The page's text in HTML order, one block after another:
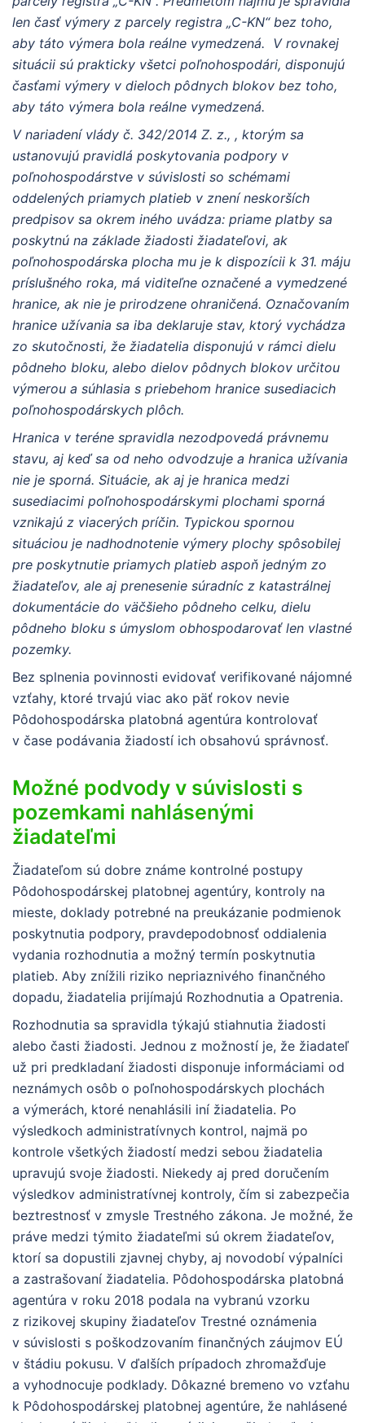
len časť výmery z parcely registra „C-KN“ bez toho,
aby táto výmera bola reálne vymedzená. V rovnakej
situácii sú prakticky všetci poľnohospodári, disponujú
časťami výmery v dieloch pôdnych blokov bez toho,
aby táto výmera bola reálne vymedzená.
V nariadení vlády č. 342/2014 Z. z., , ktorým sa
ustanovujú pravidlá poskytovania podpory v
poľnohospodárstve v súvislosti so schémami
oddelených priamych platieb v znení neskorších
predpisov sa okrem iného uvádza: priame platby sa
poskytnú na základe žiadosti žiadateľovi, ak
poľnohospodárska plocha mu je k dispozícii k 31. máju
príslušného roka, má viditeľne označené a vymedzené
hranice, ak nie je prirodzene ohraničená. Označovaním
hranice užívania sa iba deklaruje stav, ktorý vychádza
zo skutočnosti, že žiadatelia disponujú v rámci dielu
pôdneho bloku, alebo dielov pôdnych blokov určitou
výmerou a súhlasia s priebehom hranice susediacich
poľnohospodárskych plôch.
Hranica v teréne spravidla nezodpovedá právnemu
stavu, aj keď sa od neho odvodzuje a hranica užívania
nie je sporná. Situácie, ak aj je hranica medzi
susediacimi poľnohospodárskymi plochami sporná
vznikajú z viacerých príčin. Typickou spornou
situáciou je nadhodnotenie výmery plochy spôsobilej
pre poskytnutie priamych platieb aspoň jedným zo
žiadateľov, ale aj prenesenie súradníc z katastrálnej
dokumentácie do väčšieho pôdneho celku, dielu
pôdneho bloku s úmyslom obhospodarovať len vlastné
pozemky.
Bez splnenia povinnosti evidovať verifikované nájomné
vzťahy, ktoré trvajú viac ako päť rokov nevie
Pôdohospodárska platobná agentúra kontrolovať
v čase podávania žiadostí ich obsahovú správnosť.
Možné podvody v súvislosti s
pozemkami nahlásenými
žiadateľmi
Žiadateľom sú dobre známe kontrolné postupy
Pôdohospodárskej platobnej agentúry, kontroly na
mieste, doklady potrebné na preukázanie podmienok
poskytnutia podpory, pravdepodobnosť oddialenia
vydania rozhodnutia a možný termín poskytnutia
platieb. Aby znížili riziko nepriaznivého finančného
dopadu, žiadatelia prijímajú Rozhodnutia a Opatrenia.
Rozhodnutia sa spravidla týkajú stiahnutia žiadosti
alebo časti žiadosti. Jednou z možností je, že žiadateľ
už pri predkladaní žiadosti disponuje informáciami od
neznámych osôb o poľnohospodárskych plochách
a výmerách, ktoré nenahlásili iní žiadatelia. Po
výsledkoch administratívnych kontrol, najmä po
kontrole všetkých žiadostí medzi sebou žiadatelia
upravujú svoje žiadosti. Niekedy aj pred doručením
výsledkov administratívnej kontroly, čím si zabezpečia
beztrestnosť v zmysle Trestného zákona. Je možné, že
práve medzi týmito žiadateľmi sú okrem žiadateľov,
ktorí sa dopustili zjavnej chyby, aj novodobí výpalníci
a zastrašovaní žiadatelia. Pôdohospodárska platobná
agentúra v roku 2018 podala na vybranú vzorku
z rizikovej skupiny žiadateľov Trestné oznámenia
v súvislosti s poškodzovaním finančných záujmov EÚ
v štádiu pokusu. V ďalších prípadoch zhromažďuje
a vyhodnocuje podklady. Dôkazné bremeno vo vzťahu
k Pôdohospodárskej platobnej agentúre, že nahlásené